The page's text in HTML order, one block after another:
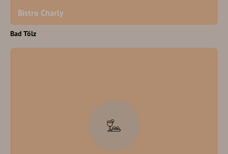
Bistro Charly
Bad Tölz